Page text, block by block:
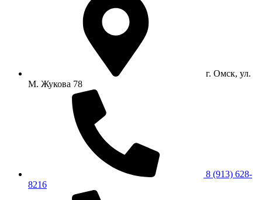
г. Омск, ул.
М. Жукова 78
8 (913) 628-
8216